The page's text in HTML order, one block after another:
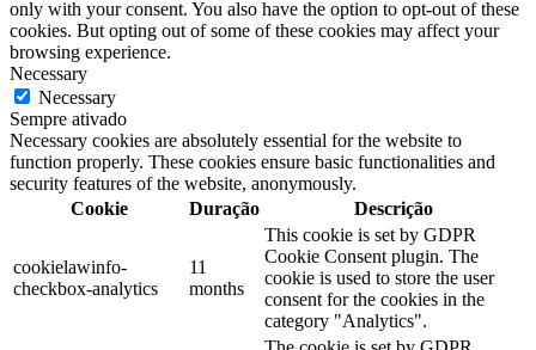
only with your consent. You also have the option to opt-out of these
cookies. But opting out of some of these cookies may affect your
browsing experience.
Necessary
Necessary
Sempre ativado
Necessary cookies are absolutely essential for the website to
function properly. These cookies ensure basic functionalities and
security features of the website, anonymously.
Cookie
Duração Descrição
cookielawinfo-
checkbox-analytics
11
months
This cookie is set by GDPR
Cookie Consent plugin. The
cookie is used to store the user
consent for the cookies in the
category "Analytics".